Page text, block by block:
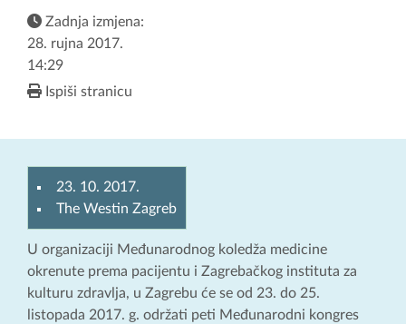
Zadnja izmjena:
28. rujna 2017.
14:29
Ispiši stranicu
23. 10. 2017.
The Westin Zagreb
U organizaciji Međunarodnog koledža medicine
okrenute prema pacijentu i Zagrebačkog instituta za
kulturu zdravlja, u Zagrebu će se od 23. do 25.
listopada 2017. g. održati peti Međunarodni kongres